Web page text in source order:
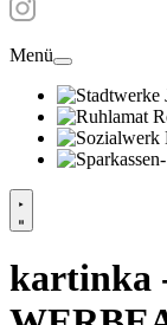
Menü
kartinka